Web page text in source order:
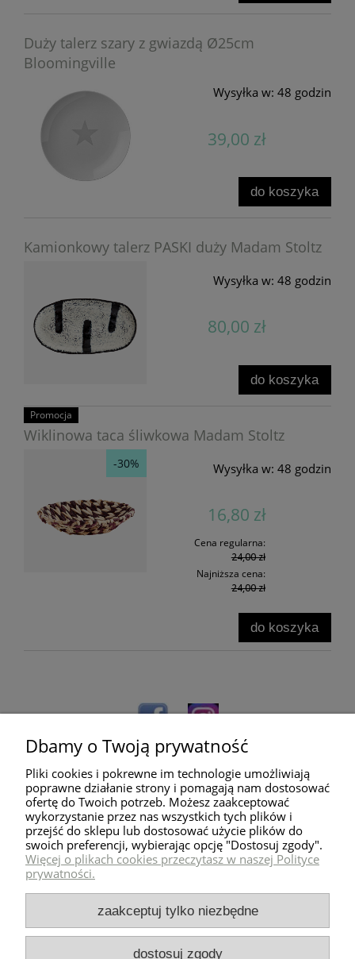
Duży talerz szary z gwiazdą Ø25cm
Bloomingville
Wysyłka w: 48 godzin
39,00 zł
do koszyka
Kamionkowy talerz PASKI duży Madam Stoltz
Wysyłka w: 48 godzin
80,00 zł
do koszyka
Wiklinowa taca śliwkowa Madam Stoltz
-30% Wysyłka w: 48 godzin
16,80 zł
Cena regularna:
24,00 zł
Najniższa cena:
24,00 zł
do koszyka
Promocja
Pomoc
Moje konto
Dbamy o Twoją prywatność
Pliki cookies i pokrewne im technologie umożliwiają
poprawne działanie strony i pomagają nam dostosować
ofertę do Twoich potrzeb. Możesz zaakceptować
wykorzystanie przez nas wszystkich tych plików i
przejść do sklepu lub dostosować użycie plików do
swoich preferencji, wybierając opcję "Dostosuj zgody".
Więcej o plikach cookies przeczytasz w naszej Polityce
prywatności.
zaakceptuj tylko niezbędne
dostosuj zgody